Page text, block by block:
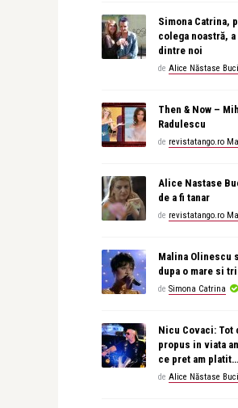
Simona Catrina,
colega noastră,
dintre noi
de Alice Năstase
Then & Now –
Radulescu
de revistatango.ro
Alice Nastase
de a fi tanar
de revistatango.ro
Malina Olinescu
dupa o mare si
de Simona Catrina
Nicu Covaci: Tot
propus in viata
ce pret am platit…
de Alice Năstase